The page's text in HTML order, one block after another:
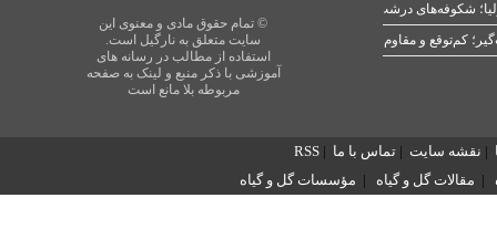
© تمام حقوق مادی و معنوی این
سایت متعلق به نارگیل است.
استفاده از مطالب در رسانه های
آموزشی با ذکر منبع و لینک به صفحه
مربوطه بلا مانع است
شکوفه‌های درشت در بهار
| نقشه سایت | تماس با ما |
RSS
| مقالات گل و گیاه | مؤسسات گل و گیاه